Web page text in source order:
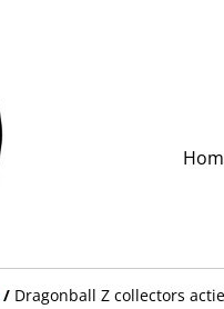
/ Dragonball Z collectors